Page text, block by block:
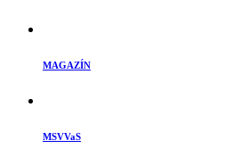
MAGAZÍN
MSVVaS